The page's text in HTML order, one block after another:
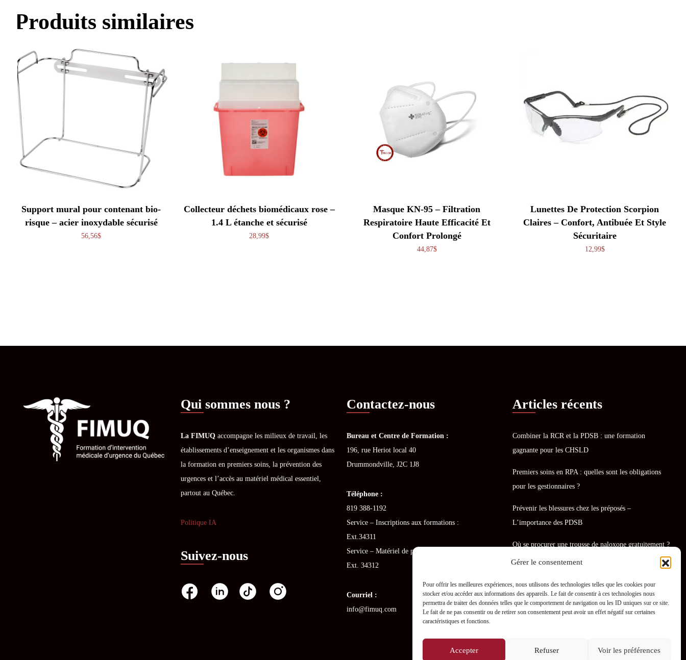
Gérer le consentement
Pour offrir les meilleures expériences, nous utilisons des technologies telles que les cookies pour
stocker et/ou accéder aux informations des appareils. Le fait de consentir à ces technologies nous
permettra de traiter des données telles que le comportement de navigation ou les ID uniques sur ce site.
Le fait de ne pas consentir ou de retirer son consentement peut avoir un effet négatif sur certaines
caractéristiques et fonctions.
Accepter Refuser Voir les préférences
Produits similaires
Support mural pour contenant bio-
risque – acier inoxydable sécurisé
56,56$
Collecteur déchets biomédicaux rose –
1.4 L étanche et sécurisé
28,99$
Masque KN-95 – Filtration
Respiratoire Haute Efficacité Et
Confort Prolongé
44,87$
Lunettes De Protection Scorpion
Claires – Confort, Antibuée Et Style
Sécuritaire
12,99$
Qui sommes nous ?
La FIMUQ accompagne les milieux de travail, les
établissements d’enseignement et les organismes dans
la formation en premiers soins, la prévention des
urgences et l’accès au matériel médical essentiel,
partout au Québec.
Politique IA
Suivez-nous
Contactez-nous
Bureau et Centre de Formation :
196, rue Heriot local 40
Drummondville, J2C 1J8
Téléphone :
819 388-1192
Service – Inscriptions aux formations :
Ext.34311
Service – Matériel de premiers soins :
Ext. 34312
Courriel :
info@fimuq.com
Articles récents
Combiner la RCR et la PDSB : une formation
gagnante pour les CHSLD
Premiers soins en RPA : quelles sont les obligations
pour les gestionnaires ?
Prévenir les blessures chez les préposés –
L’importance des PDSB
Où se procurer une trousse de naloxone gratuitement ?
La naloxone : comment fonctionne-t-elle ?